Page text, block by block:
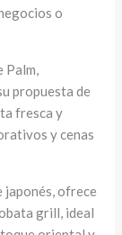
o
propuesta de
fresca y
y cenas
japonés, ofrece
grill, ideal